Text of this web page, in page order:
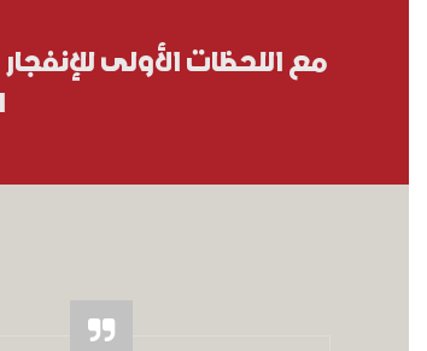
مع اللحظات الأولى